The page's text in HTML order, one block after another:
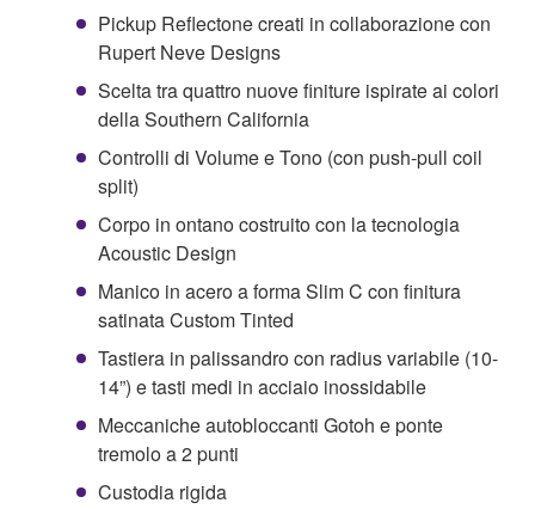
Pickup Reflectone creati in collaborazione con
Rupert Neve Designs
Scelta tra quattro nuove finiture ispirate ai colori
della Southern California
Controlli di Volume e Tono (con push-pull coil
split)
Corpo in ontano costruito con la tecnologia
Acoustic Design
Manico in acero a forma Slim C con finitura
satinata Custom Tinted
Tastiera in palissandro con radius variabile (10-
14”) e tasti medi in acciaio inossidabile
Meccaniche autobloccanti Gotoh e ponte
tremolo a 2 punti
Custodia rigida